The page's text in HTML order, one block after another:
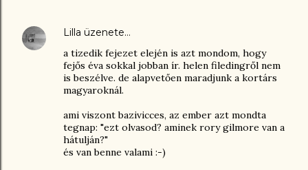
Lilla üzenete…
a tizedik fejezet elején is azt mondom, hogy
fejős éva sokkal jobban ír. helen filedingről nem
is beszélve. de alapvetően maradjunk a kortárs
magyaroknál.
ami viszont bazivicces, az ember azt mondta
tegnap: "ezt olvasod? aminek rory gilmore van a
hátulján?"
és van benne valami :-)